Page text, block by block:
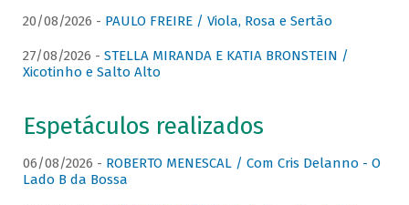
20/08/2026 - PAULO FREIRE / Viola, Rosa e Sertão
27/08/2026 - STELLA MIRANDA E KATIA BRONSTEIN /
Xicotinho e Salto Alto
Espetáculos realizados
06/08/2026 - ROBERTO MENESCAL / Com Cris Delanno - O
Lado B da Bossa